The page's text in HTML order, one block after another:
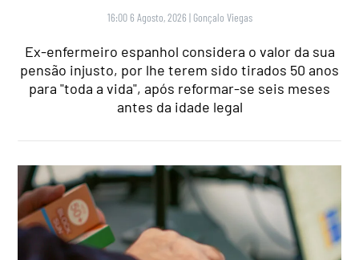
16:00 6 Agosto, 2026 | Gonçalo Viegas
Ex-enfermeiro espanhol considera o valor da sua
pensão injusto, por lhe terem sido tirados 50 anos
para "toda a vida", após reformar-se seis meses
antes da idade legal